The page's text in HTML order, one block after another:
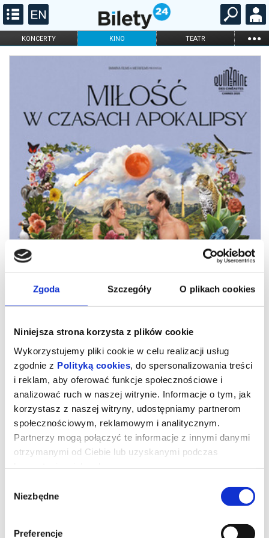
Zgoda Szczegóły O plikach cookies
Niniejsza strona korzysta z plików cookie
Wykorzystujemy pliki cookie w celu realizacji usług
zgodnie z Polityką cookies , do spersonalizowania treści
i reklam, aby oferować funkcje społecznościowe i
analizować ruch w naszej witrynie. Informacje o tym, jak
korzystasz z naszej witryny, udostępniamy partnerom
społecznościowym, reklamowym i analitycznym.
Partnerzy mogą połączyć te informacje z innymi danymi
otrzymanymi od Ciebie lub uzyskanymi podczas
zgody
Niezbędne
Preferencje
KONCERTY KINO TEATR ...
FILHARMONIA OPERA I BALET
Miłość w czasach apokalipsy (Mała
Sala)
Większość czasu spędza ze swoim najlepszym przyjacielem